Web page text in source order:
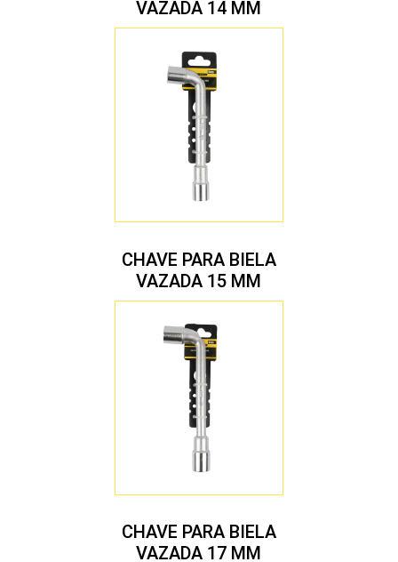
VAZADA 14 MM
CHAVE PARA BIELA
VAZADA 15 MM
CHAVE PARA BIELA
VAZADA 17 MM